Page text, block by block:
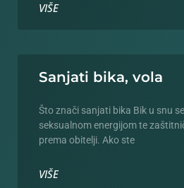
VIŠE
Sanjati bika, vola
Što znači sanjati bika Bik u snu
seksualnom energijom te
prema obitelji. Ako ste
VIŠE